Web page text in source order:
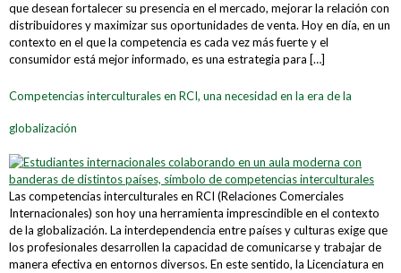
que desean fortalecer su presencia en el mercado, mejorar la relación con
distribuidores y maximizar sus oportunidades de venta. Hoy en día, en un
contexto en el que la competencia es cada vez más fuerte y el
consumidor está mejor informado, es una estrategia para […]
Competencias interculturales en RCI, una necesidad en la era de la
globalización
Las competencias interculturales en RCI (Relaciones Comerciales
Internacionales) son hoy una herramienta imprescindible en el contexto
de la globalización. La interdependencia entre países y culturas exige que
los profesionales desarrollen la capacidad de comunicarse y trabajar de
manera efectiva en entornos diversos. En este sentido, la Licenciatura en